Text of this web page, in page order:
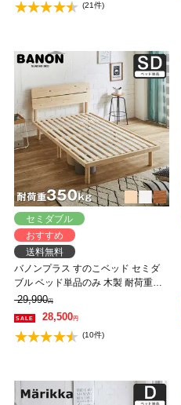
(21件)
セミダブル
おすすめ
送料無料
バノンプラス すのこベッド セミダ
ブル ベッド単品のみ 木製 耐荷重
350kg 組立簡単 棚付き コンセント
高さ4段階 【大型家具配送】
29,990円
28,500円
(10件)